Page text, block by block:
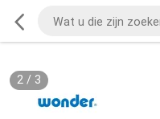
2/ 3